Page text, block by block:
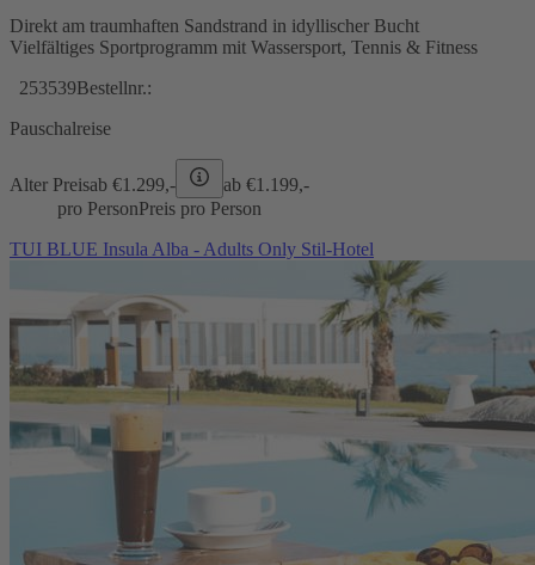
Direkt am traumhaften Sandstrand in idyllischer Bucht
Vielfältiges Sportprogramm mit Wassersport, Tennis & Fitness
253539Bestellnr.:
Pauschalreise
Alter Preisab €1.299,- ab €1.199,-
pro PersonPreis pro Person
TUI BLUE Insula Alba - Adults Only Stil-Hotel